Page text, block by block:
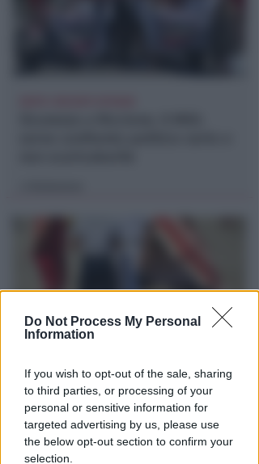
Do Not Process My Personal
Information
If you wish to opt-out of the sale, sharing
to third parties, or processing of your
personal or sensitive information for
targeted advertising by us, please use
the below opt-out section to confirm your
selection.
DRAMMA IN MARE
Stroncato in acqua da un
malore, turista 65enne perde la
vita a Riccione
diLamberto Abbati